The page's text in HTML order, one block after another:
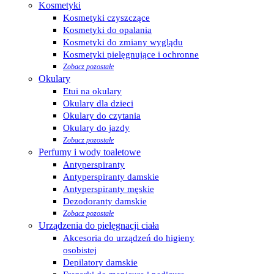
Kosmetyki
Kosmetyki czyszczące
Kosmetyki do opalania
Kosmetyki do zmiany wyglądu
Kosmetyki pielęgnujące i ochronne
Zobacz pozostałe
Okulary
Etui na okulary
Okulary dla dzieci
Okulary do czytania
Okulary do jazdy
Zobacz pozostałe
Perfumy i wody toaletowe
Antyperspiranty
Antyperspiranty damskie
Antyperspiranty męskie
Dezodoranty damskie
Zobacz pozostałe
Urządzenia do pielęgnacji ciała
Akcesoria do urządzeń do higieny
osobistej
Depilatory damskie